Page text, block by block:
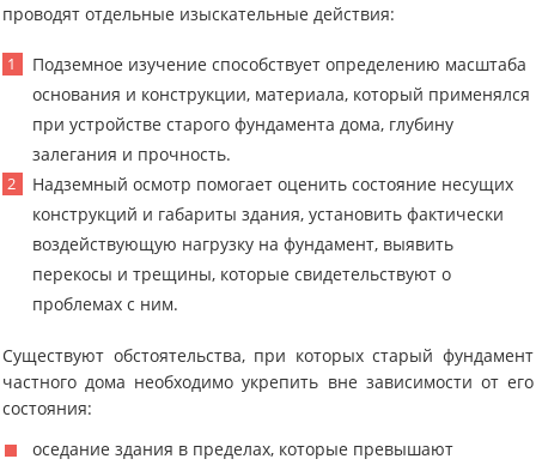
проводят отдельные изыскательные действия:
Подземное изучение способствует определению масштаба
основания и конструкции, материала, который применялся
при устройстве старого фундамента дома, глубину
залегания и прочность.
Надземный осмотр помогает оценить состояние несущих
конструкций и габариты здания, установить фактически
воздействующую нагрузку на фундамент, выявить
перекосы и трещины, которые свидетельствуют о
проблемах с ним.
Существуют обстоятельства, при которых старый фундамент
частного дома необходимо укрепить вне зависимости от его
состояния:
оседание здания в пределах, которые превышают